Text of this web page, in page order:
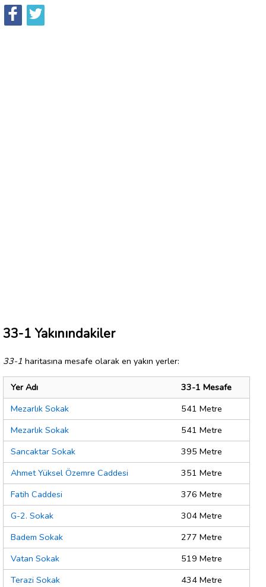
33-1 Yakınındakiler
33-1 haritasına mesafe olarak en yakın yerler:
Yer Adı
33-1 Mesafe
Mezarlık Sokak
541 Metre
Mezarlık Sokak
541 Metre
Sancaktar Sokak
395 Metre
Ahmet Yüksel Özemre Caddesi
351 Metre
Fatih Caddesi
376 Metre
G-2. Sokak
304 Metre
Badem Sokak
277 Metre
Vatan Sokak
519 Metre
Terazi Sokak
434 Metre